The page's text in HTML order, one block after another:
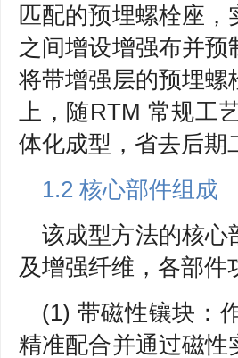
匹配的预埋螺栓座
之间增设增强布并
将带增强层的预埋螺
上，随RTM 常规工
体化成型，省去后期
1.2 核心部件组成
该成型方法的核心
及增强纤维，各部件
(1) 带磁性镶块：
精准配合并通过磁性